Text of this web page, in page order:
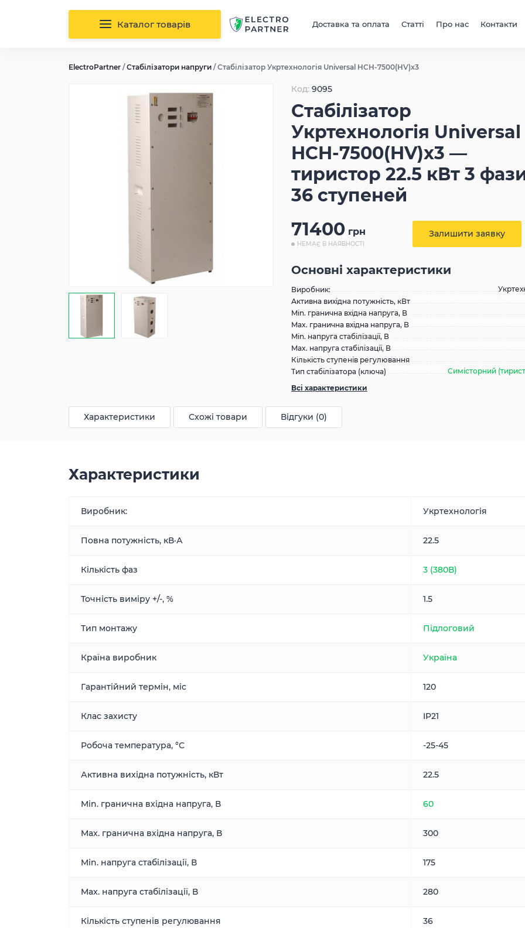
Каталог товарів Доставка та оплата Статті Про нас Контакти
ElectroPartner /Стабілізатори напруги /Стабілізатор Укртехнологія Universal HCH-7500(HV)x3
Код: 9095
Стабілізатор
Укртехнологія Universal
HCH-7500(HV)x3 —
тиристор 22.5 кВт 3
36 ступеней
71400 грн
НЕМАЄ В НАЯВНОСТІ
Залишити заявку
Основні характеристики
Виробник:
Активна вихідна потужність, кВт
Min. гранична вхідна напруга, В
Max. гранична вхідна напруга, В
Min. напруга стабілізації, В
Max. напруга стабілізації, В
Кількість ступенів регулювання
Тип стабілізатора (ключа)
Симісторний
Всі характеристики
Характеристики Схожі товари Відгуки (0)
Характеристики
Виробник: Укртехнологія
Повна потужність, кВ·А 22.5
Кількість фаз 3 (380В)
Точність виміру +/-, % 1.5
Тип монтажу Підлоговий
Країна виробник Україна
Гарантійний термін, міс 120
Клас захисту IP21
Робоча температура, °С -25-45
Активна вихідна потужність, кВт 22.5
Min. гранична вхідна напруга, В 60
Max. гранична вхідна напруга, В 300
Min. напруга стабілізації, В 175
Max. напруга стабілізації, В 280
Кількість ступенів регулювання 36